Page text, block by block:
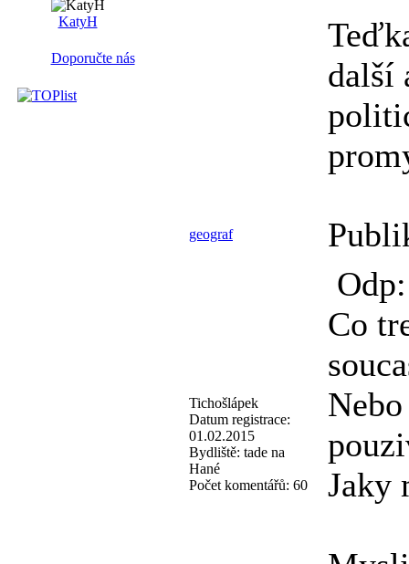
KatyH
Doporučte nás
další
geograf
Tichošlápek
Datum registrace:
01.02.2015
Bydliště: tade na
Hané
Počet komentářů: 60
Co
Jaky